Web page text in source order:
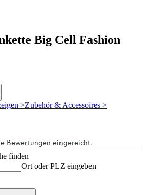
Big Cell Fashion
>Zubehör & Accessoires >
finden
Ort oder PLZ eingeben